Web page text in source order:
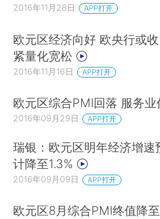
2016年11月28日 APP打开
欧元区经济向好 欧央行或收
紧量化宽松
2016年11月16日 APP打开
欧元区综合PMI回落 服务业
2016年09月29日 APP打开
瑞银：欧元区明年经济增速
计降至1.3%
2016年09月09日 APP打开
欧元区8月综合PMI终值降